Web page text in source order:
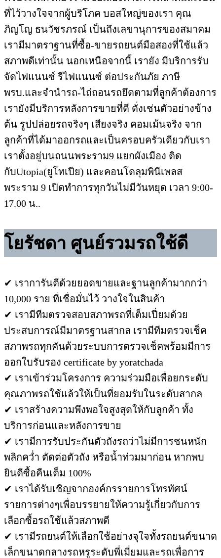
ที่ไว้วางใจจากผู้บริโภค บอสใหญ่ของเรา คุณ
ภิญโญ ธนวัชรภรณ์ เป็นถึงเลขานุการของสมาคม
เรามีมาตราฐานที่ซื้อ-ขายรถยนต์มือสองที่ใช้แล้ว
สภาพดีเท่านั้น นอกเหนือจากนี้ เรายัง มีบริการรับ
จัดไฟแนนซ์ รีไฟแนนซ์ ต่อประกันภัย ภาษี
พรบ.และจำนำรถ-ไถ่ถอนรถยึดตามที่ลูกค้าต้องการ
เรายังมีบริการหลังการขายที่ดี ดั่งเช่นตัวอย่างข้าง
ต้น รูปปล่อยรถจริงๆ เสียงจริง คอมเม้นจริง จาก
ลูกค้าที่ได้มาออกรถและเป็นครอบครัวเดียวกับเรา
เราตั้งอยู่บนถนนพระราม9 แยกผังเมือง ติด
กับUtopia(ยูโทเปีย) และคอนโดลุมพินีเพลส
พระราม 9 เปิดทำการทุกวันไม่มีวันหยุด เวลา 9:00-
17.00 น..
โยรัชดา ศูนย์รวมรถใช้ดี
✔ เราการันตีด้วยยอดขายและฐานลูกค้ามากกว่า
10,000 ราย ที่เชื่อมั่นไว้ วางใจในสินค้า
✔ เรามีทีมตรวจสอบสภาพรถที่เต็มเปี่ยมด้วย
ประสบการณ์มีมาตรฐานสากล เรามีทีมตรวจเช็ค
สภาพรถทุกคันด้วยระบบการตรวจเช็คพร้อมมีการ
ออกใบรับรอง certificate by yoratchada
✔ เราเข้าร่วมโครงการ ความร่วมมือเพื่อยกระดับ
คุณภาพรถใช้แล้วให้เป็นที่ยอมรับในระดับสากล
✔ เราสร้างความพึงพอใจสูงสุดให้กับลูกค้า ทั้ง
บริการก่อนและหลังการขาย
✔ เรามีการรับประกันตัวถังรถว่าไม่มีการชนหนัก
พลิกคว่ำ ตัดต่อตัวถัง หรือน้ำท่วมมาก่อน หากพบ
ยินดีซื้อคืนเต็ม 100%
✔ เราได้รับเชิญจากองค์กรรายการโทรทัศน์
รายการต่างๆเพื่อบรรยายให้ความรู้เกี่ยวกับการ
เลือกซื้อรถใช้แล้วสภาพดี
✔ เรามีรถยนต์ให้เลือกใช้อย่างจุใจทั้งรถยนต์ขนาด
เล็กขนาดกลางรถหรูระดับพี่เมี่ยมและรถเพื่อการ